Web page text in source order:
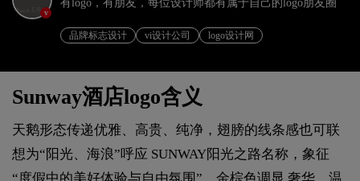
v
有logo，有朋友，每位设计师都有属于自己的logo朋友圈
品牌标志设计 vi设计公司 logo设计网
Sunway酒店logo含义
天鹅形态传递优雅、高贵、纯净，翅膀的线条感也可联
想为“阳光、海浪”呼应 SUNWAY阳光之路名称，象征